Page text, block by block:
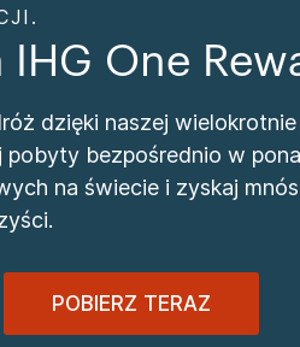
One
dzięki naszej
pobyty bezpośrednio w
na świecie i zyskaj
POBIERZ TERAZ